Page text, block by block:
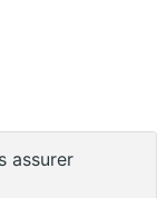
assurer